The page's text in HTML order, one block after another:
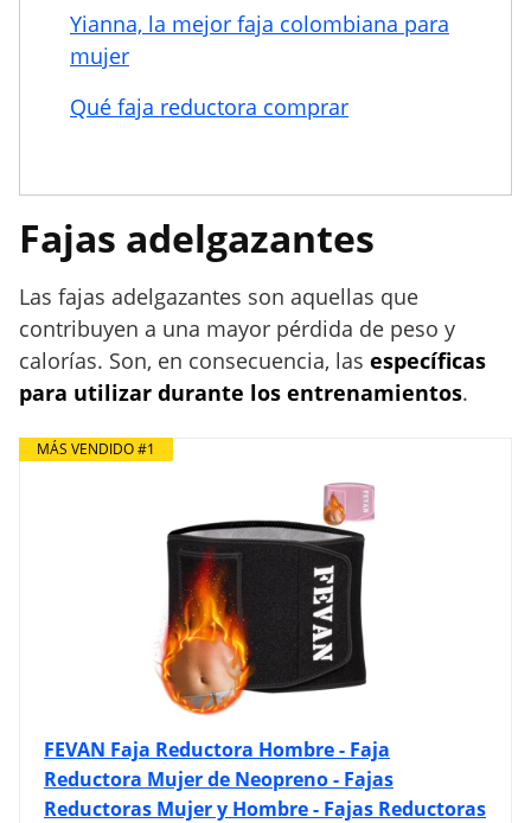
Yianna, la mejor faja colombiana para
mujer
Qué faja reductora comprar
Fajas adelgazantes
Las fajas adelgazantes son aquellas que
contribuyen a una mayor pérdida de peso y
calorías. Son, en consecuencia, las específicas
para utilizar durante los entrenamientos.
MÁS VENDIDO #1
FEVAN Faja Reductora Hombre - Faja
Reductora Mujer de Neopreno - Fajas
Reductoras Mujer y Hombre - Fajas Reductoras